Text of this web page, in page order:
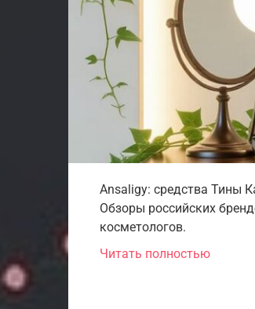
Ansaligy: средства Тины
Обзоры российских
косметологов.
Читать полностью